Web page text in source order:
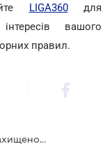
LIGA360для
вашого
правил.
Як підтвердити статус підприємства захищеного працевлаштування